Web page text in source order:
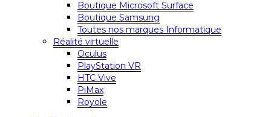
Boutique Microsoft Surface
Boutique Samsung
Toutes nos marques Informatique
Réalité virtuelle
Oculus
PlayStation VR
HTC Vive
PiMax
Royole